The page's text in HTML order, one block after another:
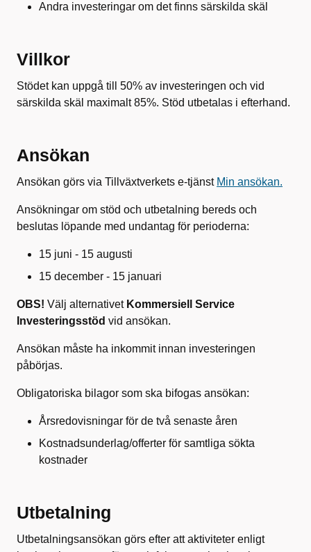
Andra investeringar om det finns särskilda skäl
Villkor
Stödet kan uppgå till 50% av investeringen och vid
särskilda skäl maximalt 85%. Stöd utbetalas i efterhand.
Ansökan
Ansökan görs via Tillväxtverkets e-tjänst Min ansökan.
Ansökningar om stöd och utbetalning bereds och
beslutas löpande med undantag för perioderna:
15 juni - 15 augusti
15 december - 15 januari
OBS! Välj alternativetKommersiell Service
Investeringsstöd vid ansökan.
Ansökan måste ha inkommit innan investeringen
påbörjas.
Obligatoriska bilagor som ska bifogas ansökan:
Årsredovisningar för de två senaste åren
Kostnadsunderlag/offerter för samtliga sökta
kostnader
Utbetalning
Utbetalningsansökan görs efter att aktiviteter enligt